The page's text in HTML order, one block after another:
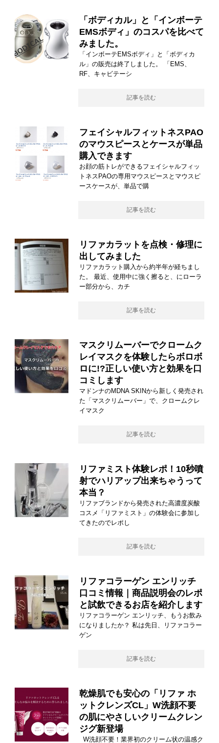
「ボディカル」と「インボーテ
EMSボディ」のコスパを比べて
みました。
「インボーテEMSボディ」と「ボディカ
ル」の販売は終了しました。 「EMS、
RF、キャビテーシ
記事を読む
フェイシャルフィットネスPAO
のマウスピースとケースが単品
購入できます
お顔の筋トレができるフェイシャルフィッ
トネスPAOの専用マウスピースとマウスピ
ースケースが、単品で購
記事を読む
リファカラットを点検・修理に
出してみました
リファカラット購入から約半年が経ちまし
た。 最近、使用中に強く擦ると、にローラ
ー部分から、カチ
記事を読む
マスクリムーバーでクロームク
レイマスクを体験したらボロボ
ロに!?正しい使い方と効果を口
コミします
マドンナのMDNA SKINから新しく発売され
た「マスクリムーバー」で、クロームクレ
イマスク
記事を読む
リファミスト体験レポ！10秒噴
射でハリアップ出来ちゃうって
本当？
リファブランドから発売された高濃度炭酸
コスメ「リファミスト」の体験会に参加し
てきたのでレポし
記事を読む
リファコラーゲン エンリッチ
口コミ情報｜商品説明会のレポ
と試飲できるお店を紹介します
リファコラーゲン エンリッチ、もうお飲み
になりましたか？ 私は先日、リファコラー
ゲン
記事を読む
乾燥肌でも安心の「リファ ホ
ットクレンズCL」W洗顔不要
の肌にやさしいクリームクレン
ジグ新登場
W洗顔不要！業界初のクリーム状の温感ク